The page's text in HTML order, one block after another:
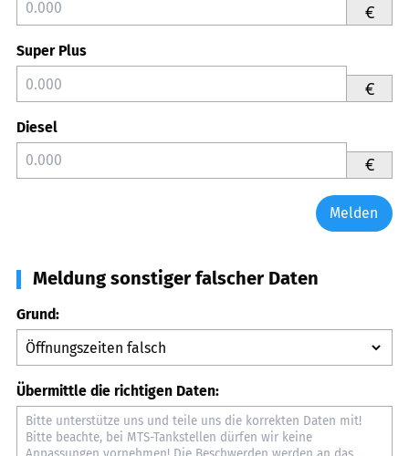
€
Super Plus
€
Diesel
€
Melden
Meldung sonstiger falscher Daten
Grund:
Übermittle die richtigen Daten: